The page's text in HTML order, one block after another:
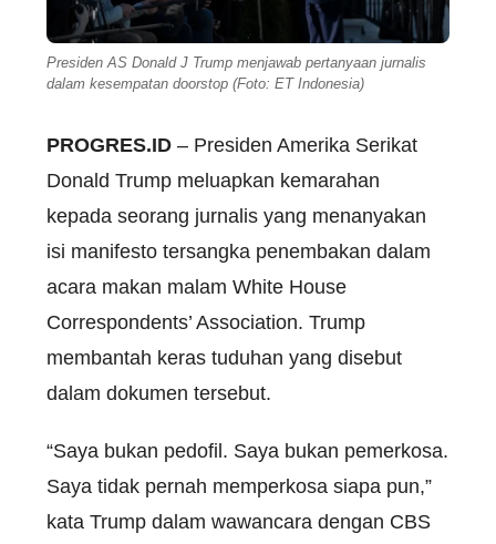
Presiden AS Donald J Trump menjawab pertanyaan jurnalis
dalam kesempatan doorstop (Foto: ET Indonesia)
PROGRES.ID – Presiden Amerika Serikat
Donald Trump meluapkan kemarahan
kepada seorang jurnalis yang menanyakan
isi manifesto tersangka penembakan dalam
acara makan malam White House
Correspondents’ Association. Trump
membantah keras tuduhan yang disebut
dalam dokumen tersebut.
“Saya bukan pedofil. Saya bukan pemerkosa.
Saya tidak pernah memperkosa siapa pun,”
kata Trump dalam wawancara dengan CBS